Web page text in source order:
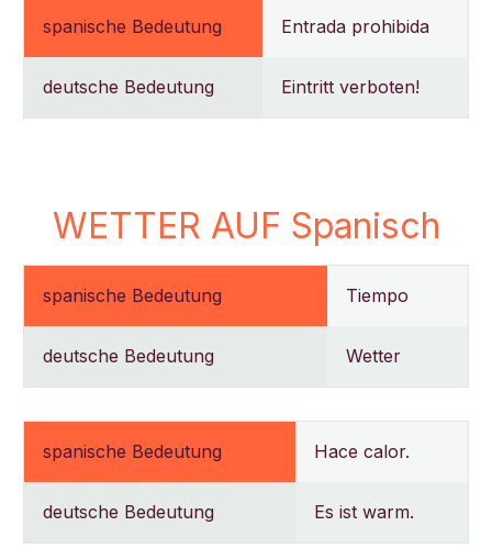
spanische Bedeutung Entrada prohibida
deutsche Bedeutung Eintritt verboten!
WETTER AUF Spanisch
spanische Bedeutung Tiempo
deutsche Bedeutung Wetter
spanische Bedeutung Hace calor.
deutsche Bedeutung Es ist warm.